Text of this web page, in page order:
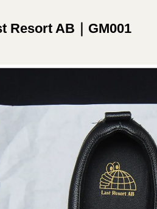
Resort AB｜GM001